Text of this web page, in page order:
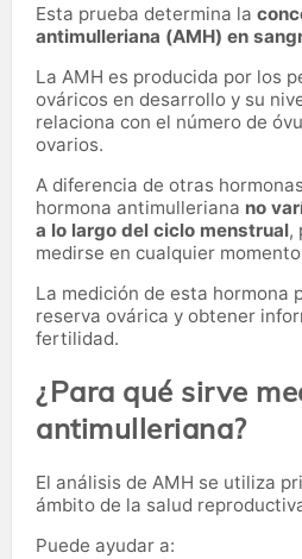
Esta prueba determina la
antimulleriana (AMH) en
La AMH es producida por los
ováricos en desarrollo y su
relaciona con el número de
ovarios.
A diferencia de otras
hormona antimulleriana no
a lo largo del ciclo menstrual,
medirse en cualquier
La medición de esta hormona
reserva ovárica y obtener
fertilidad.
¿Para qué sirve
antimulleriana?
El análisis de AMH se utiliza
ámbito de la salud
Puede ayudar a: